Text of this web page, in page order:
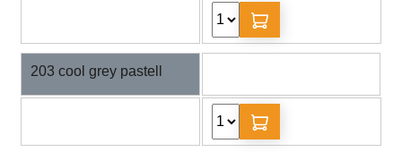
203 cool grey pastell